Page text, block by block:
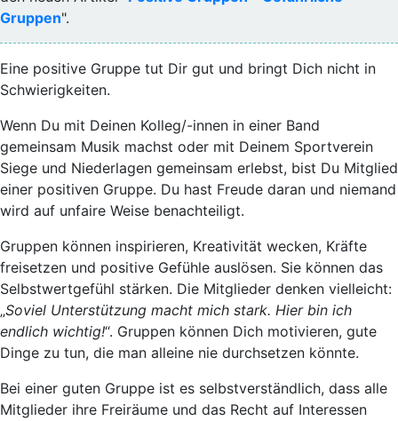
Gruppen".
Eine positive Gruppe tut Dir gut und bringt Dich nicht in
Schwierigkeiten.
Wenn Du mit Deinen Kolleg/-innen in einer Band
gemeinsam Musik machst oder mit Deinem Sportverein
Siege und Niederlagen gemeinsam erlebst, bist Du Mitglied
einer positiven Gruppe. Du hast Freude daran und niemand
wird auf unfaire Weise benachteiligt.
Gruppen können inspirieren, Kreativität wecken, Kräfte
freisetzen und positive Gefühle auslösen. Sie können das
Selbstwertgefühl stärken. Die Mitglieder denken vielleicht:
„Soviel Unterstützung macht mich stark. Hier bin ich
endlich wichtig!“. Gruppen können Dich motivieren, gute
Dinge zu tun, die man alleine nie durchsetzen könnte.
Bei einer guten Gruppe ist es selbstverständlich, dass alle
Mitglieder ihre Freiräume und das Recht auf Interessen